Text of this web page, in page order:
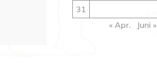
31
« Apr.
Juni »